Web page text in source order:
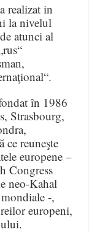
realizat in
la nivelul
atunci al
în 1986
Strasbourg,
ce reuneşte
europene –
Congress
neo-Kahal
-,
europeni,